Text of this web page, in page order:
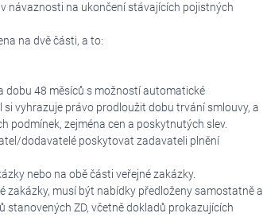
návaznosti na ukončení stávajících pojistných
na dvě části, a to:
dobu 48 měsíců s možností automatické
vyhrazuje právo prodloužit dobu trvání smlouvy, a
podmínek, zejména cen a poskytnutých slev.
dodavatelé poskytovat zadavateli plnění
nebo na obě části veřejné zakázky.
zakázky, musí být nabídky předloženy samostatně a
stanovených ZD, včetně dokladů prokazujících